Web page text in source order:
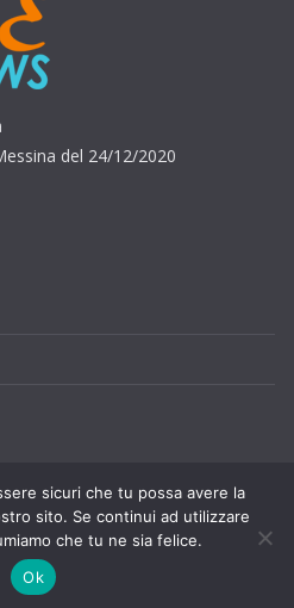
del 24/12/2020
NEWS. Tutti i diritti riservati.
Powered by
sicuri che tu possa avere la
sito. Se continui ad utilizzare
che tu ne sia felice.
Ok